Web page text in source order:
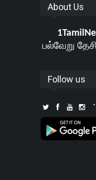
About Us
பல்வேறு
Follow us